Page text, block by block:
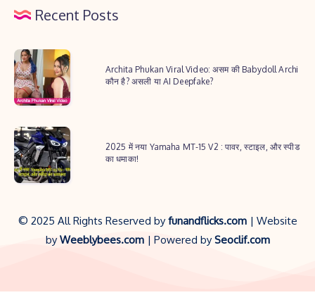
Recent Posts
Archita
Phukan
Viral
असम
की
Babydoll
कौन
Archita Phukan Viral Video: असम की Babydoll Archi
कौन है? असली या AI Deepfake?
2025
में
नया
MT-
2025 में नया Yamaha MT-15 V2 : पावर, स्टाइल, और स्पीड
का धमाका!
© 2025 All Rights Reserved by funandflicks.com | Website
byWeeblybees.com| Powered by Seoclif.com